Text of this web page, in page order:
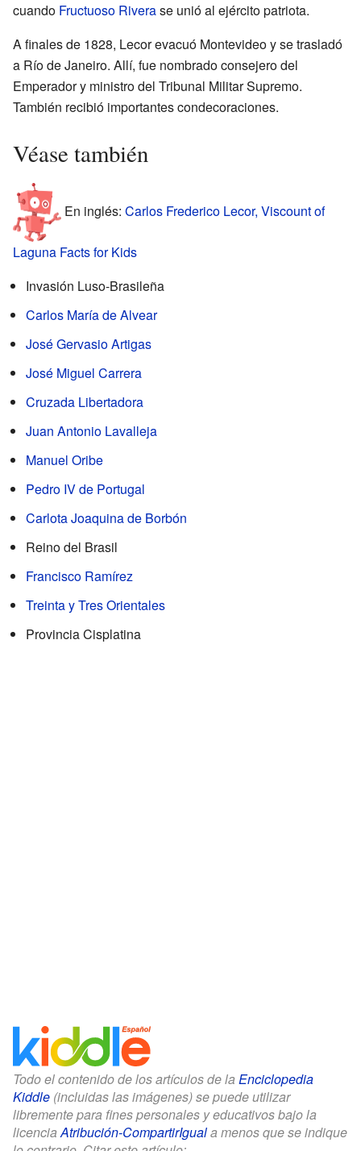
cuando Fructuoso Riverase unió al ejército patriota.
A finales de 1828, Lecor evacuó Montevideo y se trasladó
a Río de Janeiro. Allí, fue nombrado consejero del
Emperador y ministro del Tribunal Militar Supremo.
También recibió importantes condecoraciones.
Véase también
En inglés: Carlos Frederico Lecor, Viscount of
Laguna Facts for Kids
Invasión Luso-Brasileña
Carlos María de Alvear
José Gervasio Artigas
José Miguel Carrera
Cruzada Libertadora
Juan Antonio Lavalleja
Manuel Oribe
Pedro IV de Portugal
Carlota Joaquina de Borbón
Reino del Brasil
Francisco Ramírez
Treinta y Tres Orientales
Provincia Cisplatina
Todo el contenido de los artículos de la Enciclopedia
Kiddle (incluidas las imágenes) se puede utilizar
libremente para fines personales y educativos bajo la
licenciaAtribución-CompartirIguala menos que se indique